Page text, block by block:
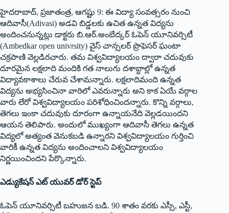
హైదరాబాద్‌, ప్రజాతంత్ర, ఆగష్టు 9: ఈ విద్యా సంవత్సరం నుంచి
ఆదివాసీ(Adivasi) అడవి బిడ్డలకు ఉచిత ఉన్నత విద్యను
అందించనున్నట్లు డాక్టరు బి.ఆర్‌.అంబేద్కర్‌ ఓపెన్‌ యూనివర్సిటీ
(Ambedkar open univrsity) వైస్‌ చాన్సలర్‌ ప్రొఫెసర్‌ ఘంటా
చక్రపాణి వెల్లడిరచారు. తమ విశ్వవిద్యాలయం ద్వారా చదువుకు
దూరమైన లక్షలాది మందికి గత నాలుగు దశాబ్దాల్లో ఉన్నత
విద్యావకాశాలు చేరువ చేశామన్నారు. లక్షలాదిమంది ఉన్నత
విద్యను అభ్యసించినా వారిలో ఎవరున్నారు అని కాక ఏయే వర్గాల
వారు లేరో విశ్వవిద్యాలయం పరిశోధించిందన్నారు. కొన్ని వర్గాలు,
తెగలు ఇంకా చదువుకు దూరంగా ఉన్నాయనేది వెల్లడయిందని
ఆయన తెలిపారు. అందులో ముఖ్యంగా ఆదివాసీ తెగలు ఉన్నత
విద్యలో అత్యంత వెనుకబడి ఉన్నారని విశ్వవిద్యాలయం గుర్తించి
వారికీ ఉన్నత విద్యను అందించాలని విశ్వవిద్యాలయం
నిర్ణయించిందని పేర్కొన్నారు.
ఎడ్యుకేషన్‌ ఎట్‌ యువర్‌ డోర్‌ స్టెప్‌
ఓపెన్‌ యూనివర్సిటీ బహుజన బడి. 90 శాతం వరకు ఎస్సీ, ఎస్టీ,